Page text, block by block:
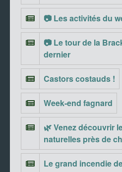
📷 Les activités du
📷 Le tour de la
dernier
Castors costauds !
Week-end fagnard
🌿 Venez découvrir
naturelles près de
Le grand incendie